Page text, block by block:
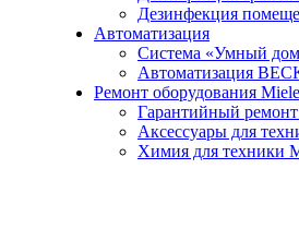
Дезинфекция
Автоматизация
Система «Умный
Автоматизация
Ремонт оборудования Miele
Гарантийный
Аксессуары для
Химия для техники